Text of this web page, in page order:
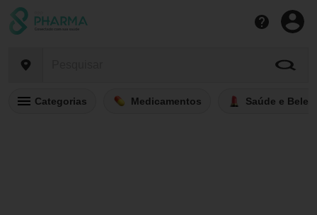
Categorias Medicamentos Saúde e